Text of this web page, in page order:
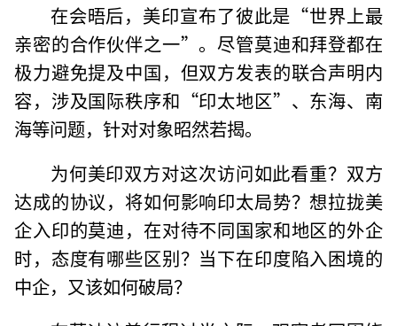
在会晤后，美印宣布了彼此是“世界上最
亲密的合作伙伴之一”。尽管莫迪和拜登都在
极力避免提及中国，但双方发表的联合声明内
容，涉及国际秩序和“印太地区”、东海、南
海等问题，针对对象昭然若揭。
为何美印双方对这次访问如此看重？双方
达成的协议，将如何影响印太局势？想拉拢美
企入印的莫迪，在对待不同国家和地区的外企
时，态度有哪些区别？当下在印度陷入困境的
中企，又该如何破局？